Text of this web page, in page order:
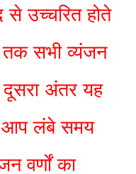
से उच्चरित होते
तक सभी व्यंजन
दूसरा अंतर यह
आप लंबे समय
वर्णों का